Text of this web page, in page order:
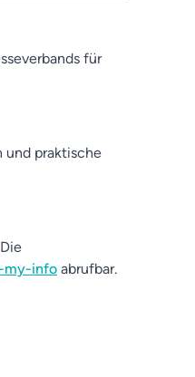
für
und praktische
my-info abrufbar.